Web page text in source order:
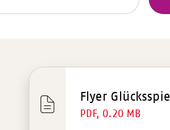
Flyer
PDF, 0.20 MB